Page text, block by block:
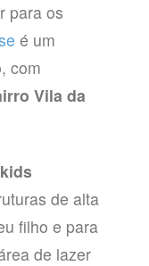
para os
é um
com
Vila da
de alta
filho e para
de lazer